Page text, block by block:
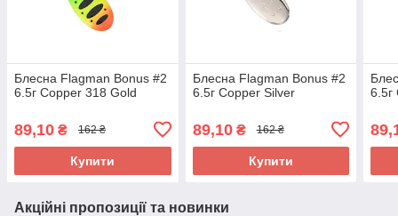
Блесна Flagman Bonus #2
6.5г Copper 318 Gold
89,10 ₴ 162 ₴
Купити
Блесна Flagman Bonus #2
6.5г Copper Silver
89,10₴ 162 ₴
Купити
6.5г
Акційні пропозиції та новинки